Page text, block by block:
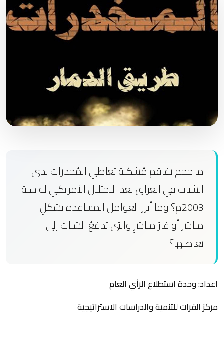
ما حجم تفاقم مُشكلة تعاطي المُخدرات لدى
الشباب في العراق بعد الاحتلال الأمريكي له سنة
2003م؟ وما أبرز العوامل المساعدة بشكلٍ
مباشر أو غيرَ مباشرٍ والتي تدفعُ الشبابَ إلى
تعاطيها؟
اعداد: وحدة استطلاع الرأي العام
مركز الفرات للتنمية والدراسات الاستراتيجية